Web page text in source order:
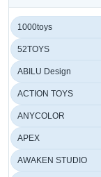
1000toys
52TOYS
ABILU Design
ACTION TOYS
ANYCOLOR
APEX
AWAKEN STUDIO